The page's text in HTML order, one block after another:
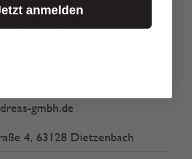
gmbh.de
4, 63128 Dietzenbach
anmelden